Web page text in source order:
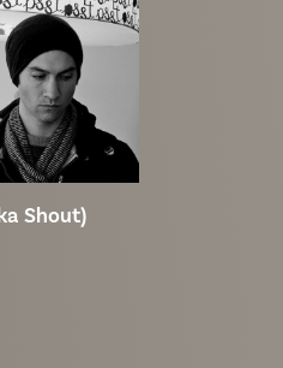
Shout)